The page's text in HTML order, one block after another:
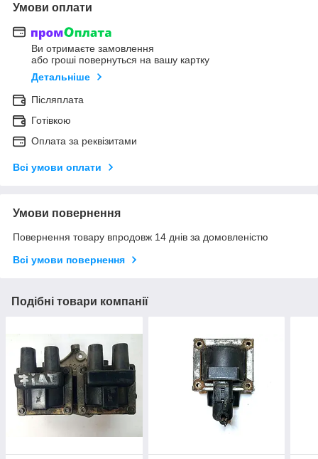
Умови оплати
Ви отримаєте замовлення
або гроші повернуться на вашу картку
Детальніше
Післяплата
Готівкою
Оплата за реквізитами
Всі умови оплати
Умови повернення
Повернення товару впродовж 14 днів за домовленістю
Всі умови повернення
Подібні товари компанії